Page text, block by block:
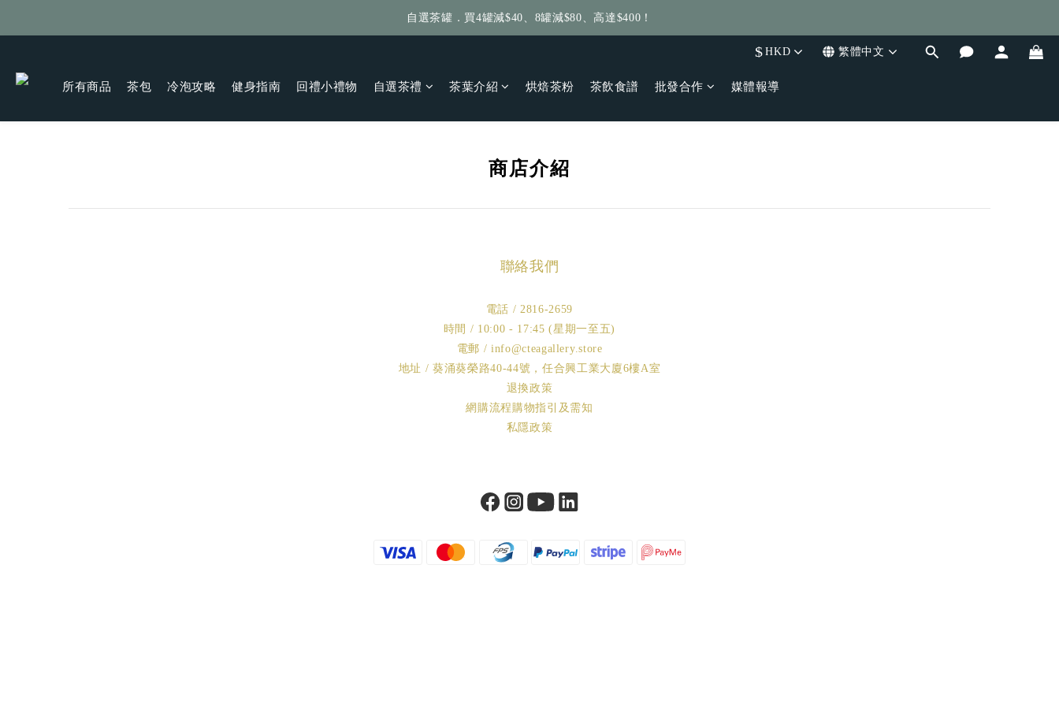
給個訂單好評，立即送你 $5 購物金！
自選茶罐．買4罐減$40、8罐減$80、高達$400！
$ HKD 繁體中文
所有商品 茶包 冷泡攻略 健身指南 回禮小禮物 自選茶禮 茶葉介紹 烘焙茶粉 茶飲食譜 批發合作 媒體報導
商店介紹
聯絡我們
電話 / 2816-2659
時間 / 10:00 - 17:45 (星期一至五)
電郵 / info@cteagallery.store
地址 / 葵涌葵榮路40-44號，任合興工業大廈6樓A室
退換政策
網購流程購物指引及需知
私隱政策